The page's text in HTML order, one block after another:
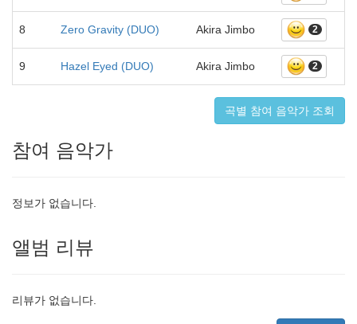
8 Zero Gravity (DUO) Akira Jimbo 2
9 Hazel Eyed (DUO) Akira Jimbo 2
곡별 참여 음악가 조회
참여 음악가
정보가 없습니다.
앨범 리뷰
리뷰가 없습니다.